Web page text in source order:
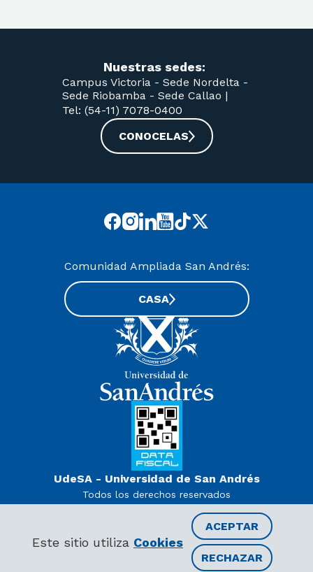
Este sitio utiliza Cookies
ACEPTAR
RECHAZAR
Nuestras sedes:
Campus Victoria - Sede Nordelta -
Sede Riobamba - Sede Callao |
Tel: (54-11) 7078-0400
CONOCELAS
UdeSA - Universidad de San Andrés
Todos los derechos reservados
Decreto PEN 978/07
Comunidad Ampliada San Andrés:
CASA